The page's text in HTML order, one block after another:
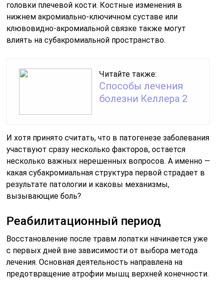
головки плечевой кости. Костные изменения в
нижнем акромиально-ключичном суставе или
клювовидно-акромиальной связке также могут
влиять на субакромиальной пространство.
Читайте также:
Способы лечения
болезни Келлера 2
И хотя принято считать, что в патогенезе заболевания
участвуют сразу несколько факторов, остается
несколько важных нерешенных вопросов. А именно —
какая субакромиальная структура первой страдает в
результате патологии и каковы механизмы,
вызывающие боль?
Реабилитационный период
Восстановление после травм лопатки начинается уже
с первых дней вне зависимости от выбора метода
лечения. Основная деятельность направлена на
предотвращение атрофии мышц верхней конечности.